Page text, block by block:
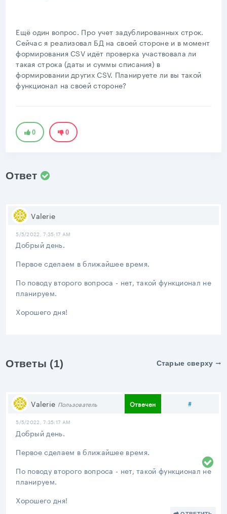
Ещё один вопрос. Про учет задублированных строк.
Сейчас я реализовал БД на своей стороне и в момент
формирования CSV идёт проверка участвовала ли
такая строка (даты и суммы списания) в
формировании других CSV. Планируете ли вы такой
функционал на своей стороне?
0 0
Ответ
Valerie
5/5/2022, 7:35:17 AM
Добрый день.
Первое сделаем в ближайшее время.
По поводу второго вопроса - нет, такой функционал не
планируем.
Хорошего дня!
Ответы (1) Старые сверху
Valerie Пользователь Отвечен #
5/5/2022, 7:35:17 AM
Добрый день.
Первое сделаем в ближайшее время.
По поводу второго вопроса - нет, такой функционал не
планируем.
Хорошего дня!